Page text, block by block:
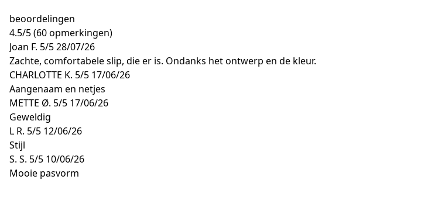
beoordelingen
4.5/5(60 opmerkingen)
Joan F. 5/528/07/26
Zachte, comfortabele slip, die er is. Ondanks het ontwerp en de kleur.
CHARLOTTE K. 5/5 17/06/26
Aangenaam en netjes
METTE Ø. 5/5 17/06/26
Geweldig
L R. 5/5 12/06/26
Stijl
S. S. 5/5 10/06/26
Mooie pasvorm